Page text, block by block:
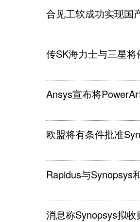
合见工软成功实现国
传SK海力士与三星将
Ansys宣布将
欧盟将有条件批准
Rapidus与Synopsys
消息称Synopsys拟